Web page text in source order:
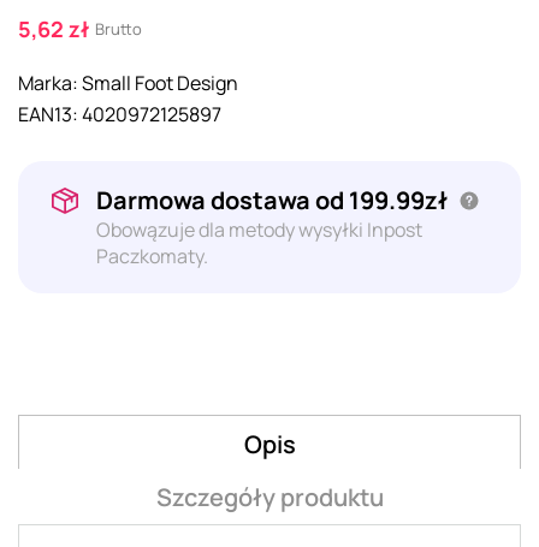
5,62 zł Brutto
Marka:Small Foot Design
EAN13:4020972125897
Darmowa dostawa od 199.99zł
Obowązuje dla metody wysyłki Inpost
Paczkomaty.
Opis
Szczegóły produktu